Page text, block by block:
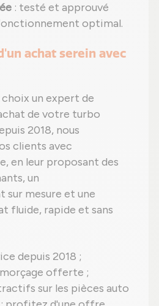
: testé et approuvé
optimal.
achat serein avec
un expert de
de votre turbo
2018, nous
clients avec
en leur proposant des
un
sur mesure et une
fluide, rapide et sans
depuis 2018 ;
offerte ;
sur les pièces auto